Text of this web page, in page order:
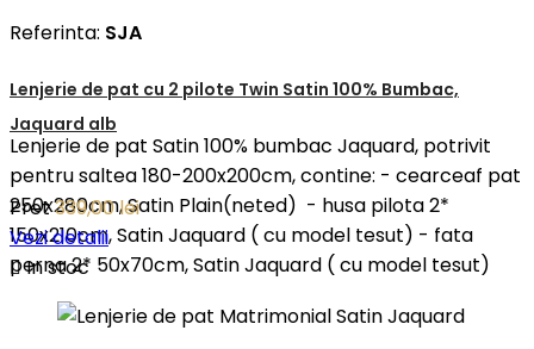
Referinta: SJA
Lenjerie de pat cu 2 pilote Twin Satin 100% Bumbac,
Jaquard alb
Lenjerie de pat Satin 100% bumbac Jaquard, potrivit
pentru saltea 180-200x200cm, contine: - cearceaf pat
250x280cm, Satin Plain(neted) - husa pilota 2*
150x210cm, Satin Jaquard ( cu model tesut) - fata
perna 2* 50x70cm, Satin Jaquard ( cu model tesut)
Pret339,00 lei
Vezi detalii
In stoc